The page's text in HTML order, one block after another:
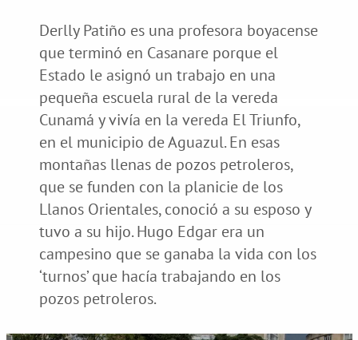
Derlly Patiño es una profesora boyacense
que terminó en Casanare porque el
Estado le asignó un trabajo en una
pequeña escuela rural de la vereda
Cunamá y vivía en la vereda El Triunfo,
en el municipio de Aguazul. En esas
montañas llenas de pozos petroleros,
que se funden con la planicie de los
Llanos Orientales, conoció a su esposo y
tuvo a su hijo. Hugo Edgar era un
campesino que se ganaba la vida con los
‘turnos’ que hacía trabajando en los
pozos petroleros.